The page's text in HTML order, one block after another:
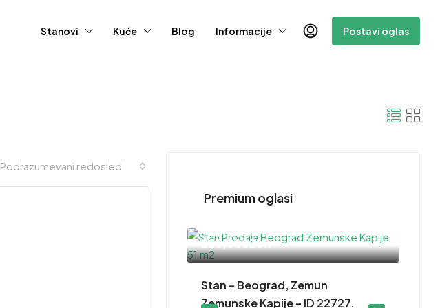
Stanovi Kuće Blog Informacije Postavi oglas
Podrazumevani redosled
Premium oglasi
220,000EUR
Stan – Beograd, Zemun
Zemunske Kapije – ID 22727.